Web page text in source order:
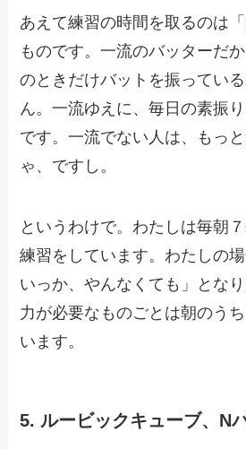
あえて練習の時間を取るのは
ものです。一流のバッターだ
のときだけバットを振ってい
ん。一流ゆえに、毎日の素振
です。一流でない人は、もっ
ゃ、ですし。
というわけで。わたしは毎朝
練習をしています。わたしの場
いっか、やんなくても」とな
力が必要なものごとは朝のう
います。
5. ルービックキューブ、N